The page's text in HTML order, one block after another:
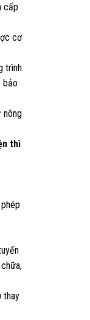
cấp
cơ
trình.
bảo
nông
thì
thay